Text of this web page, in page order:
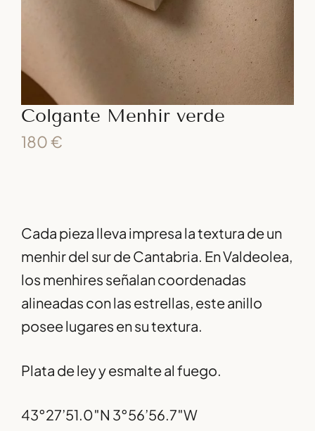
Colgante Menhir verde
180€
Cada pieza lleva impresa la textura de un
menhir del sur de Cantabria. En Valdeolea,
los menhires señalan coordenadas
alineadas con las estrellas, este anillo
posee lugares en su textura.
Plata de ley y esmalte al fuego.
43°27’51.0″N 3°56’56.7″W